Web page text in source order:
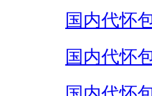
国内代怀
国内代怀